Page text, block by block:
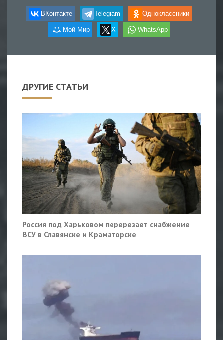
ВКонтакте Telegram Одноклассники
Мой Мир X WhatsApp
ДРУГИЕ СТАТЬИ
Россия под Харьковом перерезает снабжение
ВСУ в Славянске и Краматорске